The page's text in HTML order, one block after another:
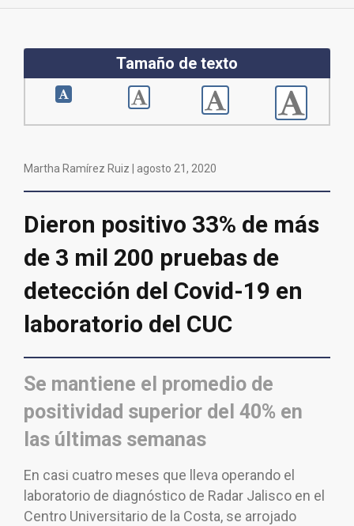
Tamaño de texto
Martha Ramírez Ruiz | agosto 21, 2020
Dieron positivo 33% de más
de 3 mil 200 pruebas de
detección del Covid-19 en
laboratorio del CUC
Se mantiene el promedio de
positividad superior del 40% en
las últimas semanas
En casi cuatro meses que lleva operando el
laboratorio de diagnóstico de Radar Jalisco en el
Centro Universitario de la Costa, se arrojado